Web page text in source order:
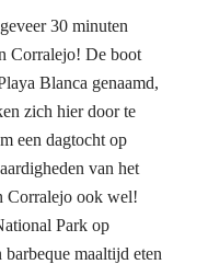
30 minuten
Corralejo! De boot
Blanca genaamd,
zich hier door te
een dagtocht op
van het
Corralejo ook wel!
Park op
maaltijd eten